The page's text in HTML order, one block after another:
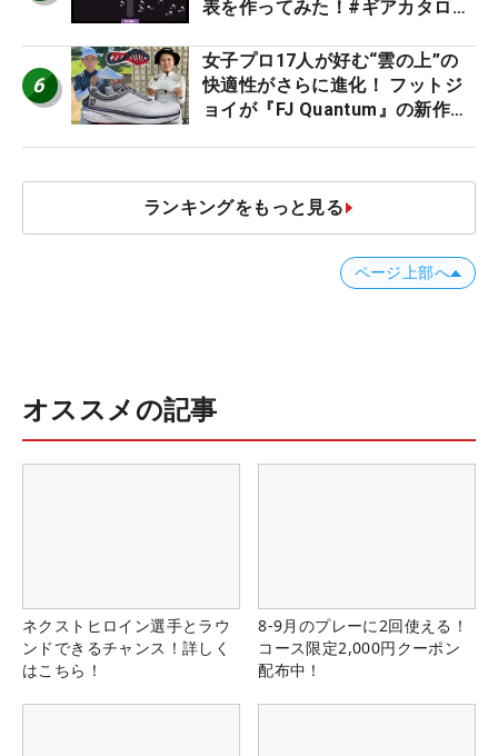
表を作ってみた！#ギアカタログ
6
女子プロ17人が好む“雲の上”の
快適性がさらに進化！ フットジ
ョイが『FJ Quantum』の新作を
ランキングをもっと見る
ページ上部へ
オススメの記事
ネクストヒロイン選手とラウ
ンドできるチャンス！詳しく
はこちら！
8-9月のプレーに2回使える！
コース限定2,000円クーポン
配布中！